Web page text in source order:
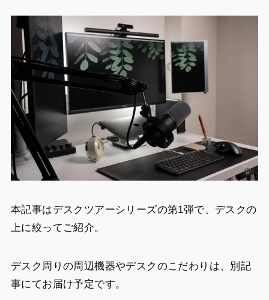
本記事はデスクツアーシリーズの第1弾で、デスクの
上に絞ってご紹介。
デスク周りの周辺機器やデスクのこだわりは、別記
事にてお届け予定です。